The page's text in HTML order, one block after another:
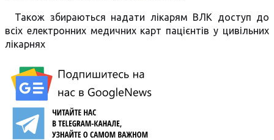
Також збираються надати лікарям ВЛК доступ до
всіх електронних медичних карт пацієнтів у цивільних
лікарнях